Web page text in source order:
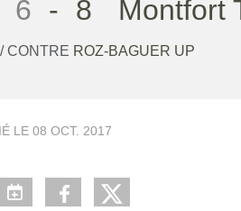
6 - 8 Montfort
/ CONTRE ROZ-BAGUER UP
LE 08 OCT. 2017